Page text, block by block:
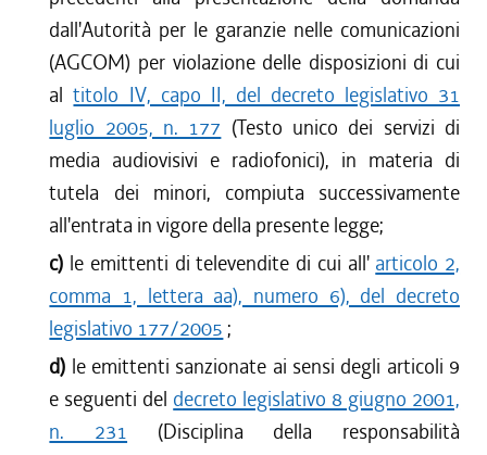
dall'Autorità per le garanzie nelle comunicazioni
(AGCOM) per violazione delle disposizioni di cui
altitolo IV, capo II, del decreto legislativo 31
luglio 2005, n. 177 (Testo unico dei servizi di
media audiovisivi e radiofonici), in materia di
tutela dei minori, compiuta successivamente
all'entrata in vigore della presente legge;
c) le emittenti di televendite di cui all' articolo 2,
comma 1, lettera aa), numero 6), del decreto
legislativo 177/2005 ;
d) le emittenti sanzionate ai sensi degli articoli 9
e seguenti del decreto legislativo 8 giugno 2001,
n. 231 (Disciplina della responsabilità